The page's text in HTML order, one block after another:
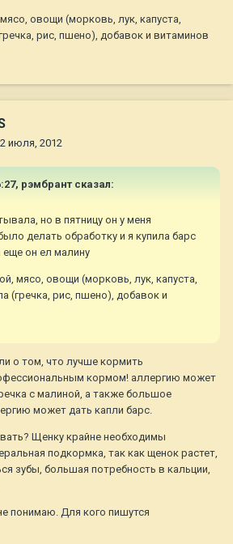
овощи (морковь, лук, капуста,
рис, пшено), добавок и витаминов
2 июля, 2012
рэмбрант сказал:
но в пятницу он у меня
делать обработку и я купила барс
он ел малину
мясо, овощи (морковь, лук, капуста,
(гречка, рис, пшено), добавок и
о том, что лучше кормить
кормом! аллергию может
с малиной, а также большое
может дать капли барс.
Щенку крайне необходимы
подкормка, так как щенок растет,
зубы, большая потребность в кальции,
понимаю. Для кого пишутся